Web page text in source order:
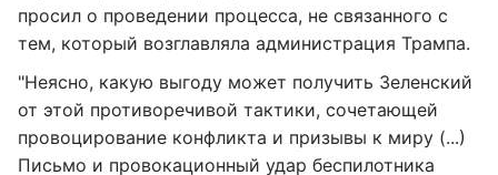
просил о проведении процесса, не связанного с
тем, который возглавляла администрация Трампа.
"Неясно, какую выгоду может получить Зеленский
от этой противоречивой тактики, сочетающей
провоцирование конфликта и призывы к миру (...)
Письмо и провокационный удар беспилотника